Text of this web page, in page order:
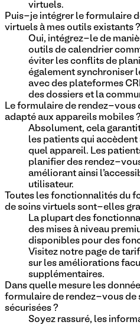
virtuels.
Puis-je intégrer le formulaire
virtuels à mes outils existants ?
Oui, intégrez-le de
outils de calendrier
éviter les conflits de
également synchroniser
avec des plateformes
des dossiers et la
Le formulaire de rendez-
adapté aux appareils mobiles ?
Absolument, cela
les patients qui
quel appareil. Les
planifier des rendez-
améliorant ainsi
utilisateur.
Toutes les fonctionnalités du
de soins virtuels sont-elles
La plupart des
des mises à niveau
disponibles pour des
Visitez notre page de
sur les améliorations
supplémentaires.
Dans quelle mesure les
formulaire de rendez-vous
sécurisées ?
Soyez rassuré, les